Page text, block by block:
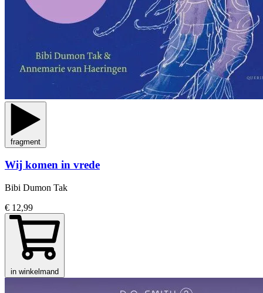
fragment
Wij komen in vrede
Bibi Dumon Tak
€ 12,99
in winkelmand